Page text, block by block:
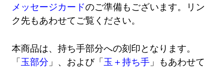
メッセージカードのご準備もございます。リン
ク先もあわせてご覧ください。
本商品は、持ち手部分への刻印となります。
「玉部分 」、および「玉＋持ち手 」もあわせて